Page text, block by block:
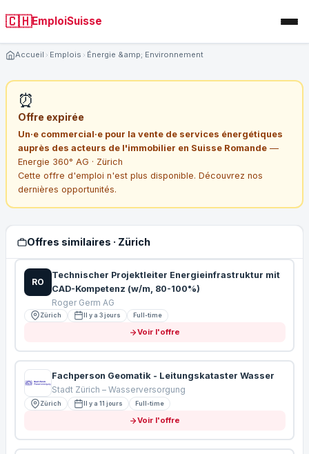
🇨🇭EmploiSuisse
Accueil Emplois Énergie &amp; Environnement
⏰
Offre expirée
Un·e commercial·e pour la vente de services énergétiques
auprès des acteurs de l'immobilier en Suisse Romande—
Energie 360° AG · Zürich
Cette offre d'emploi n'est plus disponible. Découvrez nos
dernières opportunités.
Offres similaires · Zürich
RO
Technischer Projektleiter Energieinfrastruktur mit
CAD-Kompetenz (w/m, 80-100%)
Roger Germ AG
Zürich Il y a 3 jours Full-time
Voir l'offre
Fachperson Geomatik - Leitungskataster Wasser
Stadt Zürich – Wasserversorgung
Zürich Il y a 11 jours Full-time
Voir l'offre